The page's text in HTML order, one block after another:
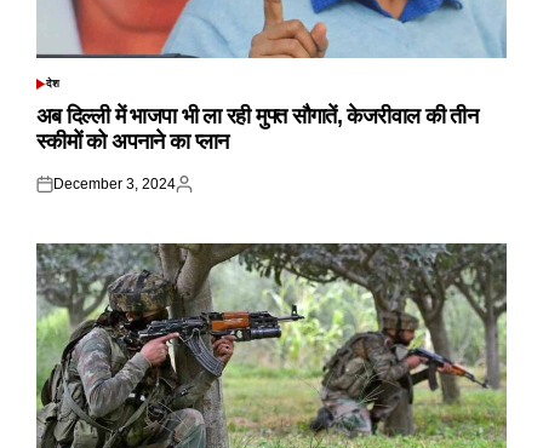
POSTED
देश
अब दिल्ली में भाजपा भी ला रही मुफ्त सौगातें, केजरीवाल की तीन
स्कीमों को अपनाने का प्लान
Posted
December 3, 2024
Posted